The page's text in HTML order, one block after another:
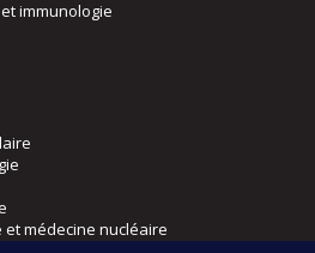
immunologie
et médecine nucléaire